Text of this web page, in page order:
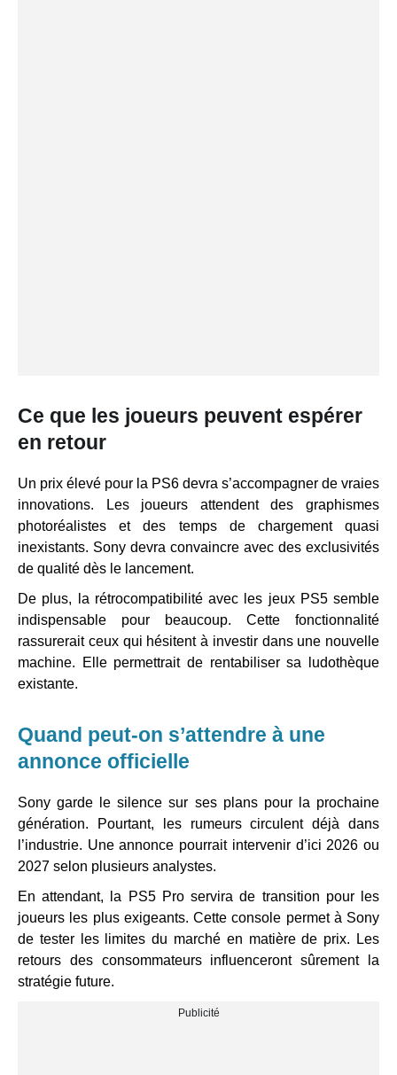
Ce que les joueurs peuvent espérer
en retour
Un prix élevé pour la PS6 devra s’accompagner de vraies
innovations. Les joueurs attendent des graphismes
photoréalistes et des temps de chargement quasi
inexistants. Sony devra convaincre avec des exclusivités
de qualité dès le lancement.
De plus, la rétrocompatibilité avec les jeux PS5 semble
indispensable pour beaucoup. Cette fonctionnalité
rassurerait ceux qui hésitent à investir dans une nouvelle
machine. Elle permettrait de rentabiliser sa ludothèque
existante.
Quand peut-on s’attendre à une
annonce officielle
Sony garde le silence sur ses plans pour la prochaine
génération. Pourtant, les rumeurs circulent déjà dans
l’industrie. Une annonce pourrait intervenir d’ici 2026 ou
2027 selon plusieurs analystes.
En attendant, la PS5 Pro servira de transition pour les
joueurs les plus exigeants. Cette console permet à Sony
de tester les limites du marché en matière de prix. Les
retours des consommateurs influenceront sûrement la
stratégie future.